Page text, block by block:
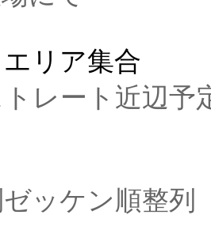
リア集合
レート近辺予
ゼッケン順整